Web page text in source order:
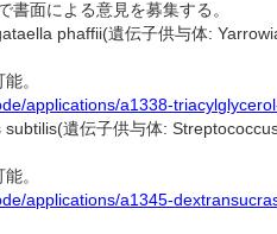
面による意見を募集する。
phaffii(遺伝子供与体:
。
applications/a1338-
遺伝子供与体:
。
applications/a1345-